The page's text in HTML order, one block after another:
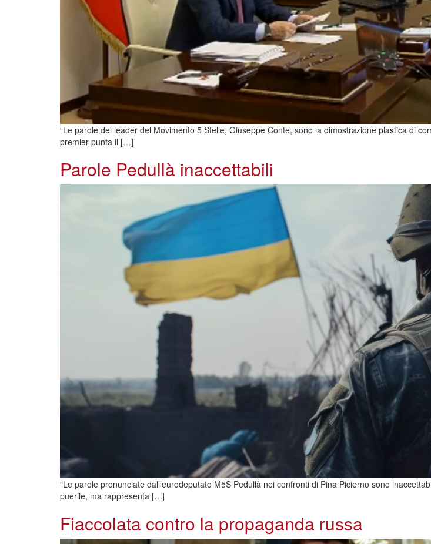
“Le parole del leader del Movimento 5 Stelle, Giuseppe Conte, sono la dimostrazione plastica di
premier punta il […]
Parole Pedullà inaccettabili
“Le parole pronunciate dall’eurodeputato M5S Pedullà nei confronti di Pina Picierno sono
puerile, ma rappresenta […]
Fiaccolata contro la propaganda russa